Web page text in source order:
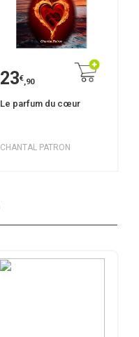
23€,90
Le parfum du cœur
CHANTAL PATRON